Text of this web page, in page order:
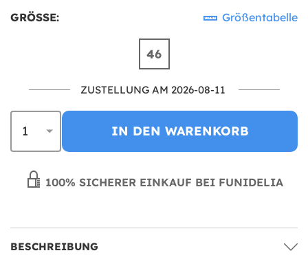
GRÖSSE: Größentabelle
46
ZUSTELLUNG AM 2026-08-11
IN DEN WARENKORB
100% SICHERER EINKAUF BEI FUNIDELIA
BESCHREIBUNG